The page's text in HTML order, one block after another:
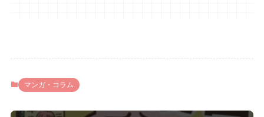
マンガ・コラム